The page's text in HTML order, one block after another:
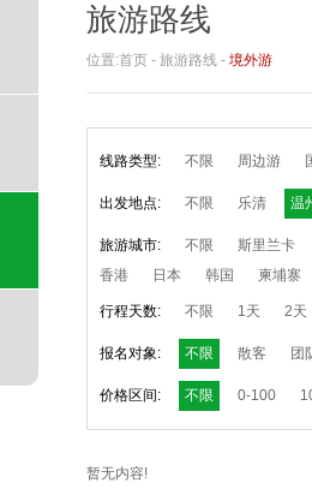
旅游路线
位置:首页 - 旅游路线 - 境外游
线路类型: 不限 周边游
出发地点: 不限 乐清 温
旅游城市: 不限
斯里兰卡
香港
日本 韩国 柬埔寨
行程天数: 不限 1天 2天
报名对象: 不限 散客 团
价格区间: 不限 0-100
暂无内容!